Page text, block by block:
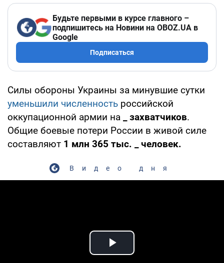
Будьте первыми в курсе главного –
подпишитесь на Новини на OBOZ.UA в
Google
Подписаться
Силы обороны Украины за минувшие сутки
уменьшили численность российской
оккупационной армии на
_ захватчиков.
Общие боевые потери России в живой силе
составляют 1 млн 365 тыс. _ человек.
Видео дня
Play Video